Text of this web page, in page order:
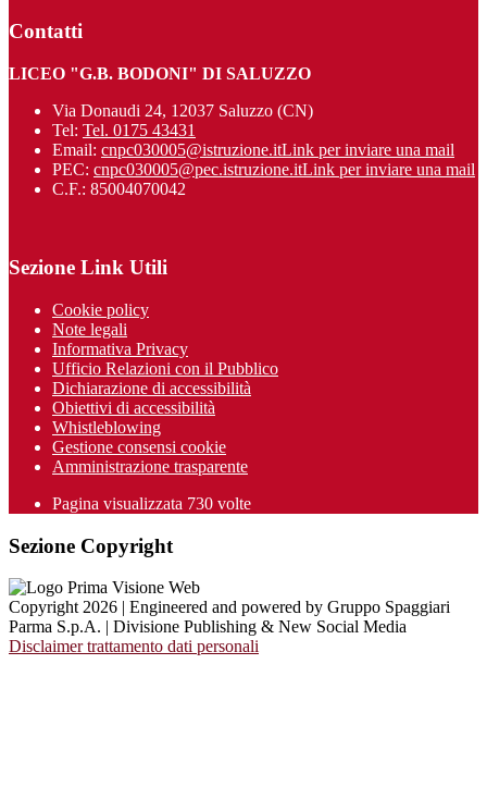
Contatti
LICEO "G.B. BODONI" DI SALUZZO
Via Donaudi 24, 12037 Saluzzo (CN)
Tel: Tel. 0175 43431
Email: cnpc030005@istruzione.itLink per inviare una mail
PEC: cnpc030005@pec.istruzione.itLink per inviare una mail
C.F.: 85004070042
Sezione Link Utili
Cookie policy
Note legali
Informativa Privacy
Ufficio Relazioni con il Pubblico
Dichiarazione di accessibilità
Obiettivi di accessibilità
Whistleblowing
Gestione consensi cookie
Amministrazione trasparente
Pagina visualizzata 730 volte
Sezione Copyright
Copyright 2026 | Engineered and powered by Gruppo Spaggiari
Parma S.p.A. | Divisione Publishing & New Social Media
Disclaimer trattamento dati personali